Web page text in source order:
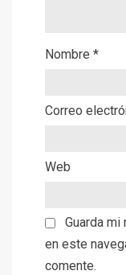
Nombre *
Correo
Web
Guarda
en este
comente.